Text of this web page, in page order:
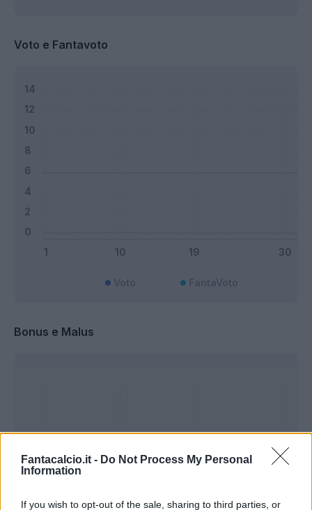
Fantacalcio.it - Do Not Process My Personal
Information
If you wish to opt-out of the sale, sharing to third parties, or
Voto e Fantavoto
Bonus e Malus